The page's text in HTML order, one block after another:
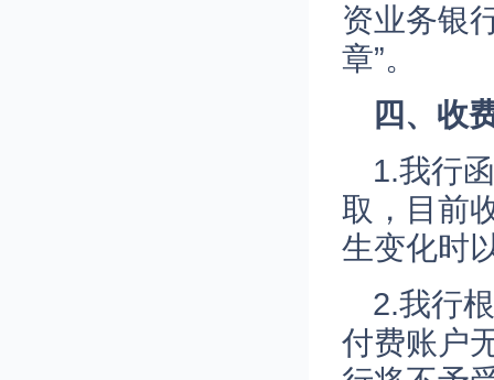
资业务银
章”。
四 、收
1.我行
取，目前
生变化时
2.我行
付费账户